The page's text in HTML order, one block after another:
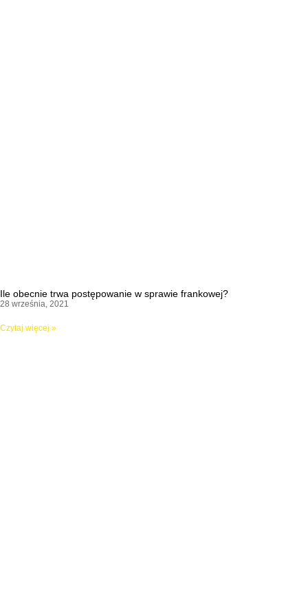
Ile obecnie trwa postępowanie w sprawie frankowej?
28 września, 2021
Czytaj więcej »